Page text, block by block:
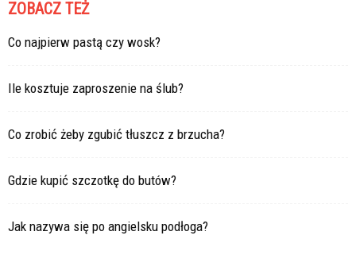
ZOBACZ TEŻ
Co najpierw pastą czy wosk?
Ile kosztuje zaproszenie na ślub?
Co zrobić żeby zgubić tłuszcz z brzucha?
Gdzie kupić szczotkę do butów?
Jak nazywa się po angielsku podłoga?